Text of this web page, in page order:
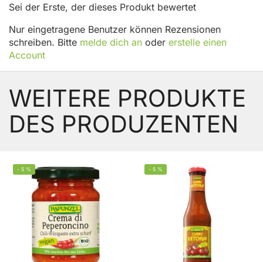
Sei der Erste, der dieses Produkt bewertet
Nur eingetragene Benutzer können Rezensionen
schreiben. Bitte melde dich an oder erstelle einen
Account
WEITERE PRODUKTE
DES PRODUZENTEN
- 5 % - 5 %